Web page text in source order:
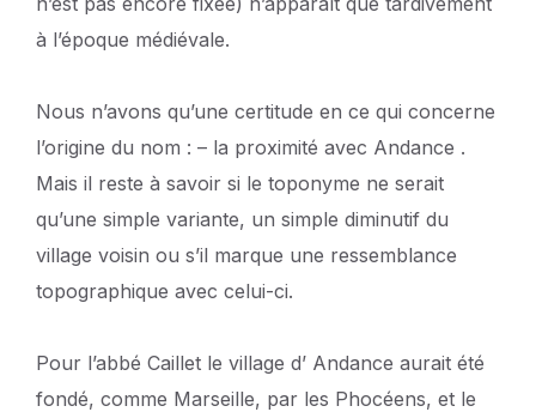
à l’époque médiévale.
Nous n’avons qu’une certitude en ce qui concerne
l’origine du nom : – la proximité avec Andance .
Mais il reste à savoir si le toponyme ne serait
qu’une simple variante, un simple diminutif du
village voisin ou s’il marque une ressemblance
topographique avec celui-ci.
Pour l’abbé Caillet le village d’ Andance aurait été
fondé, comme Marseille, par les Phocéens, et le